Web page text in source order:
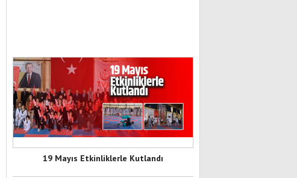
19 Mayıs Etkinliklerle Kutlandı